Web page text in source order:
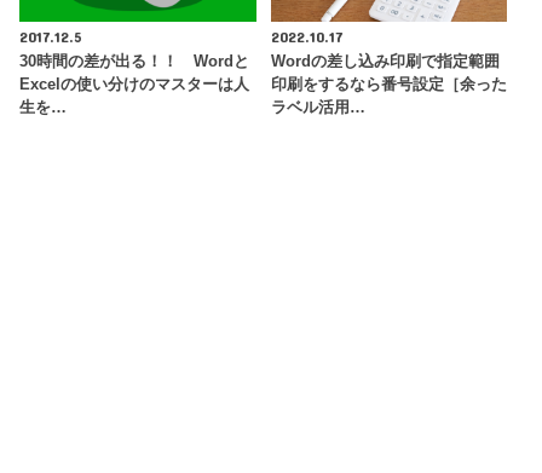
2017.12.5
30時間の差が出る！！ Wordと
Excelの使い分けのマスターは人
生を…
2022.10.17
Wordの差し込み印刷で指定範囲
印刷をするなら番号設定［余った
ラベル活用…